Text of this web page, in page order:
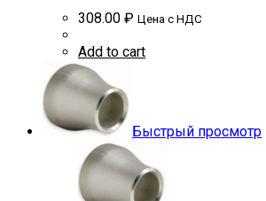
308.00 ₽ Цена с НДС
Add to cart
Быстрый просмотр